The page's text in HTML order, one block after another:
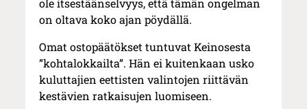
ole itsestäänselvyys, että tämän ongelman
on oltava koko ajan pöydällä.
Omat ostopäätökset tuntuvat Keinosesta
”kohtalokkailta”. Hän ei kuitenkaan usko
kuluttajien eettisten valintojen riittävän
kestävien ratkaisujen luomiseen.